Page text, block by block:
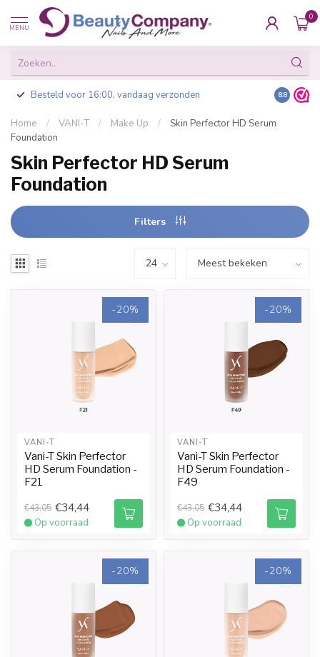
MENU
0
Besteld voor 16:00, vandaag verzonden 8.8
Home / VANI-T / Make Up /
Skin Perfector HD Serum
Foundation
Skin Perfector HD Serum
Foundation
Filters
-20%
VANI-T
Vani-T Skin Perfector
HD Serum Foundation -
F21
€43,05 €34,44
Op voorraad
-20%
VANI-T
Vani-T Skin Perfector
HD Serum Foundation -
F49
€43,05 €34,44
Op voorraad
-20% -20%